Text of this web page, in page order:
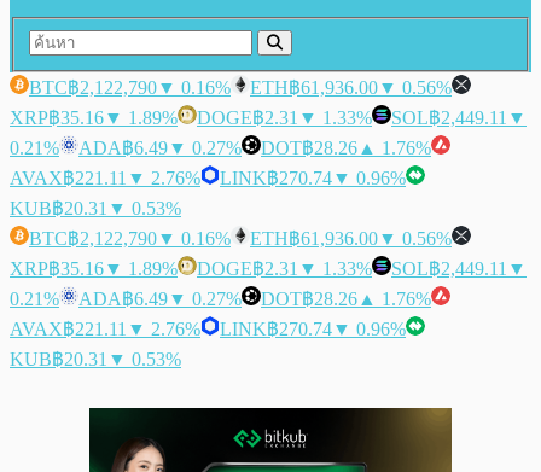
BTC฿2,122,790▼ 0.16% ETH฿61,936.00▼ 0.56%
XRP฿35.16▼ 1.89% DOGE฿2.31 ▼ 1.33% SOL฿2,449.11 ▼
0.21%
ADA฿6.49▼ 0.27% DOT฿28.26 ▲ 1.76%
AVAX฿221.11 ▼ 2.76% LINK฿270.74▼ 0.96%
KUB฿20.31 ▼ 0.53%
BTC฿2,122,790▼ 0.16% ETH฿61,936.00▼ 0.56%
XRP฿35.16▼ 1.89% DOGE฿2.31 ▼ 1.33% SOL฿2,449.11 ▼
0.21%
ADA฿6.49▼ 0.27% DOT฿28.26 ▲ 1.76%
AVAX฿221.11 ▼ 2.76% LINK฿270.74▼ 0.96%
KUB฿20.31 ▼ 0.53%